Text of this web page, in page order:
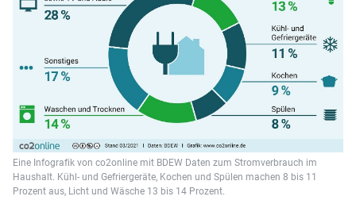
Eine Infografik von co2online mit BDEW Daten zum Stromverbrauch im
Haushalt. Kühl- und Gefriergeräte, Kochen und Spülen machen 8 bis 11
Prozent aus, Licht und Wäsche 13 bis 14 Prozent.